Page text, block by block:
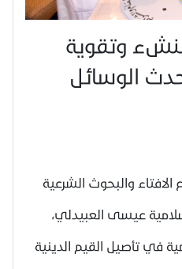
وتقوية
الوسائل
والبحوث الشرعية
عيسى العبيدلي،
في تأصيل القيم الدينية